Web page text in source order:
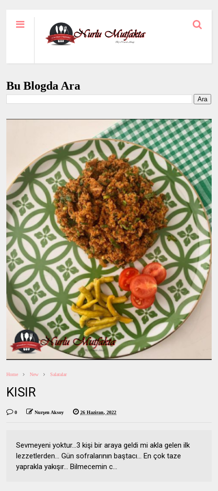
Bu Blogda Ara
Home New Salatalar
KISIR
0 Nurşen Aksoy 26 Haziran, 2022
Sevmeyeni yoktur…3 kişi bir araya geldi mi akla gelen ilk
lezzetlerden… Gün sofralarının baştacı… En çok taze
yaprakla yakışır… Bilmecemin c...